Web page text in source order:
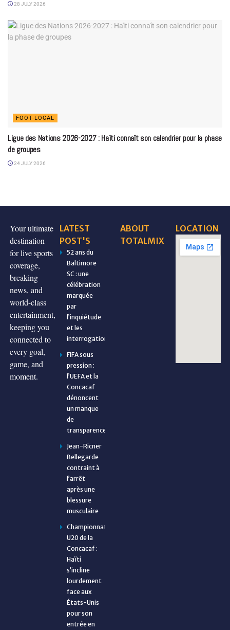
28 JULY 2026
FOOT-LOCAL
Ligue des Nations 2026-2027 : Haïti connaît son calendrier pour la phase
de groupes
24 JULY 2026
Your ultimate
destination
for live sports
coverage,
breaking
news, and
world-class
entertainment,
keeping you
connected to
every goal,
game, and
moment.
LATEST
POST'S
52 ans du
Baltimore
SC : une
célébration
marquée
par
l’inquiétude
et les
interrogations
FIFA sous
pression :
l’UEFA et la
Concacaf
dénoncent
un manque
de
transparence
Jean-Ricner
Bellegarde
contraint à
l’arrêt
après une
blessure
musculaire
Championnat
U20 de la
Concacaf :
Haïti
s’incline
lourdement
face aux
États-Unis
pour son
entrée en
ABOUT
TOTALMIX
LOCATION